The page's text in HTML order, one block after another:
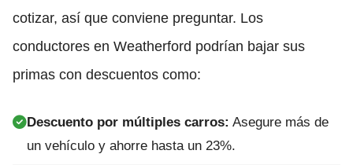
cotizar, así que conviene preguntar. Los
conductores en Weatherford podrían bajar sus
primas con descuentos como:
Descuento por múltiples carros: Asegure más de
un vehículo y ahorre hasta un 23%.